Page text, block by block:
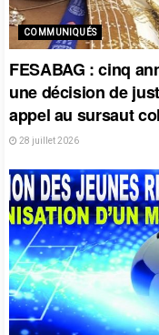
COMMUNIQUÉS
FESABAG : cinq
une décision de
appel au sursaut
28 juillet 2026